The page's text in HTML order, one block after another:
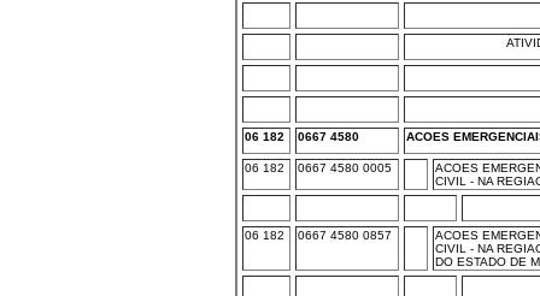
06 182 0667 4580 ACOES
06 182 0667 4580 0005
ACOES
CIVIL - NA
06 182 0667 4580 0857
ACOES
CIVIL - NA
DO ESTADO DE